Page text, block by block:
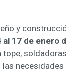
y
al 17 de enero